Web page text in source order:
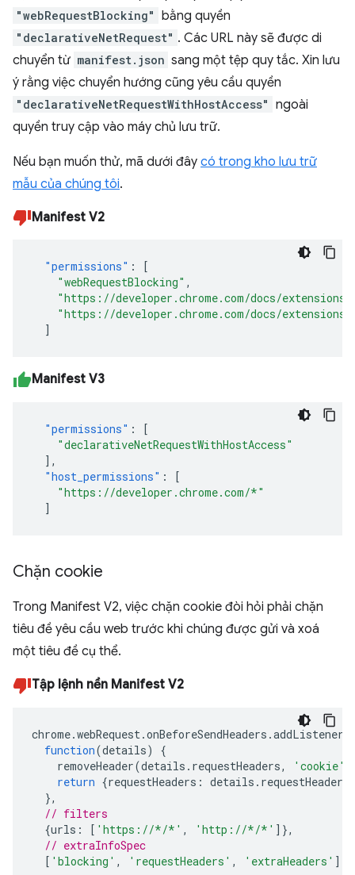
"webRequestBlocking" bằng quyền
"declarativeNetRequest" . Các URL này sẽ được di
chuyển từ manifest.json sang một tệp quy tắc. Xin lưu
ý rằng việc chuyển hướng cũng yêu cầu quyền
"declarativeNetRequestWithHostAccess" ngoài
quyền truy cập vào máy chủ lưu trữ.
Nếu bạn muốn thử, mã dưới đây có trong kho lưu trữ
mẫu của chúng tôi.
Manifest V2
"permissions" :
[
"webRequestBlocking" ,
"https://developer.chrome.com/docs/
"https://developer.chrome.com/docs/
]
Manifest V3
"permissions" :
[
"declarativeNetRequestWithHostAccess"
],
"host_permissions" :
[
"https://developer.chrome.com/*"
]
Chặn cookie
Trong Manifest V2, việc chặn cookie đòi hỏi phải chặn
tiêu đề yêu cầu web trước khi chúng được gửi và xoá
một tiêu đề cụ thể.
Tập lệnh nền Manifest V2
chrome.webRequest.onBeforeSendHeaders .addListener
function(details)
{
removeHeader(details . requestHeaders, 'cookie'
return {requestHeaders : details . requestHeaders
},
// filters
{urls : [ 'https://*/*' , 'http://*/*' ]},
// extraInfoSpec
[ 'blocking' , 'requestHeaders' , 'extraHeaders' ]);